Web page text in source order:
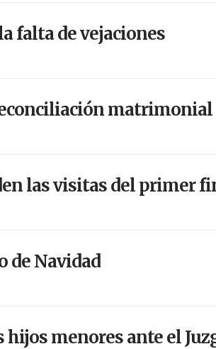
falta de vejaciones
matrimonial
las visitas del primer
de Navidad
hijos menores ante el